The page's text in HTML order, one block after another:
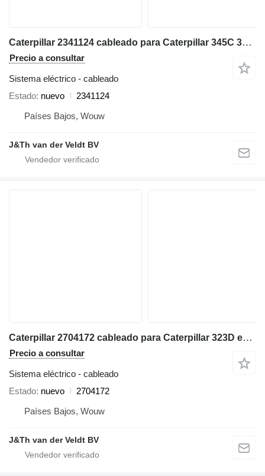
Caterpillar 2341124 cableado para Caterpillar 345C 365C 385C 320D 330D 340D 390D 311D 312D 323D 324D 374D 315D 325D 345D 336D 319D 329D 349D 320D2 330D2 326D2 336D2 318D2 329D2 349D2 excavadora
Precio a consultar
Sistema eléctrico - cableado
Estado nuevo
2341124
Países Bajos, Wouw
J&Th van der Veldt BV
Caterpillar 2704172 cableado para Caterpillar 323D excavadora
Precio a consultar
Sistema eléctrico - cableado
Estado nuevo
2704172
Países Bajos, Wouw
J&Th van der Veldt BV